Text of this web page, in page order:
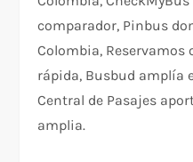
comparador, Pinbus
Colombia, Reservamos
rápida, Busbud amplía
Central de Pasajes
amplia.